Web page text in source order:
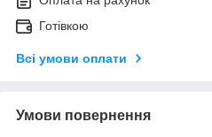
Готівкою
Всі умови оплати
Умови повернення